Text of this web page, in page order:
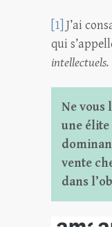
[1] J’ai
qui
intellectuels.
Ne vous
une
vente
dans